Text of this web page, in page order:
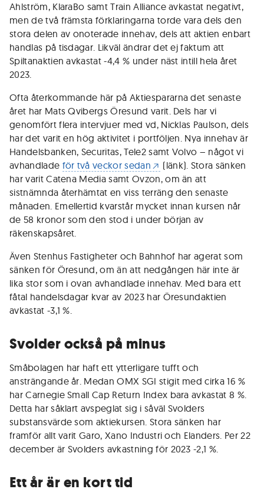
Ahlström, KlaraBo samt Train Alliance avkastat negativt,
men de två främsta förklaringarna torde vara dels den
stora delen av onoterade innehav, dels att aktien enbart
handlas på tisdagar. Likväl ändrar det ej faktum att
Spiltanaktien avkastat -4,4 % under näst intill hela året
2023.
Ofta återkommande här på Aktiespararna det senaste
året har Mats Qvibergs Öresund varit. Dels har vi
genomfört flera intervjuer med vd, Nicklas Paulson, dels
har det varit en hög aktivitet i portföljen. Nya innehav är
Handelsbanken, Securitas, Tele2 samt Volvo – något vi
avhandlade för två veckor sedan
(länk). Stora sänken
har varit Catena Media samt Ovzon, om än att
sistnämnda återhämtat en viss terräng den senaste
månaden. Emellertid kvarstår mycket innan kursen når
de 58 kronor som den stod i under början av
räkenskapsåret.
Även Stenhus Fastigheter och Bahnhof har agerat som
sänken för Öresund, om än att nedgången här inte är
lika stor som i ovan avhandlade innehav. Med bara ett
fåtal handelsdagar kvar av 2023 har Öresundaktien
avkastat -3,1 %.
Svolder också på minus
Småbolagen har haft ett ytterligare tufft och
ansträngande år. Medan OMX SGI stigit med cirka 16 %
har Carnegie Small Cap Return Index bara avkastat 8 %.
Detta har såklart avspeglat sig i såväl Svolders
substansvärde som aktiekursen. Stora sänken har
framför allt varit Garo, Xano Industri och Elanders. Per 22
december är Svolders avkastning för 2023 -2,1 %.
Ett år är en kort tid